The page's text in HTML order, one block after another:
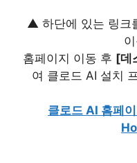
▲ 하단에 있는 링크
홈페이지 이동 후 [데
여 클로드 AI 설치
클로드 AI 홈페